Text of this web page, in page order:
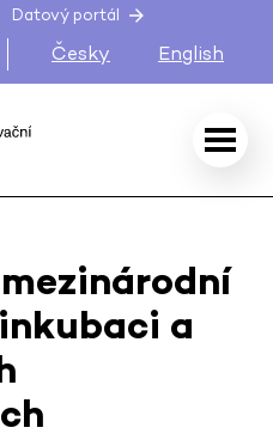
Datový portál
Česky English
a